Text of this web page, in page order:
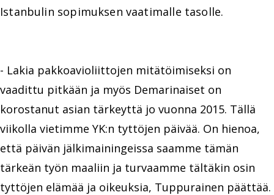
Istanbulin sopimuksen vaatimalle tasolle.
- Lakia pakkoavioliittojen mitätöimiseksi on
vaadittu pitkään ja myös Demarinaiset on
korostanut asian tärkeyttä jo vuonna 2015. Tällä
viikolla vietimme YK:n tyttöjen päivää. On hienoa,
että päivän jälkimainingeissa saamme tämän
tärkeän työn maaliin ja turvaamme tältäkin osin
tyttöjen elämää ja oikeuksia, Tuppurainen päättää.